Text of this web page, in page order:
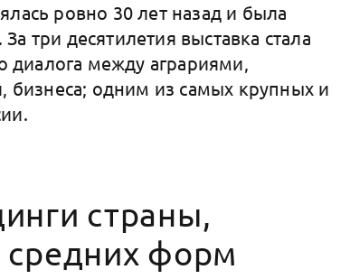
ровно 30 лет назад и была
три десятилетия выставка стала
между аграриями,
бизнеса; одним из самых крупных и
страны,
форм